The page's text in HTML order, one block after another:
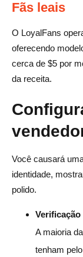
Fãs leais
O LoyalFans
oferecendo
cerca de $5 por
da receita.
Você causará
identidade,
polido.
A maioria
tenham